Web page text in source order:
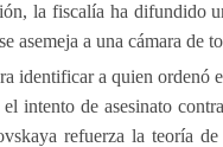
la fiscalía ha difundido
asemeja a una cámara de
identificar a quien ordenó
intento de asesinato
refuerza la teoría